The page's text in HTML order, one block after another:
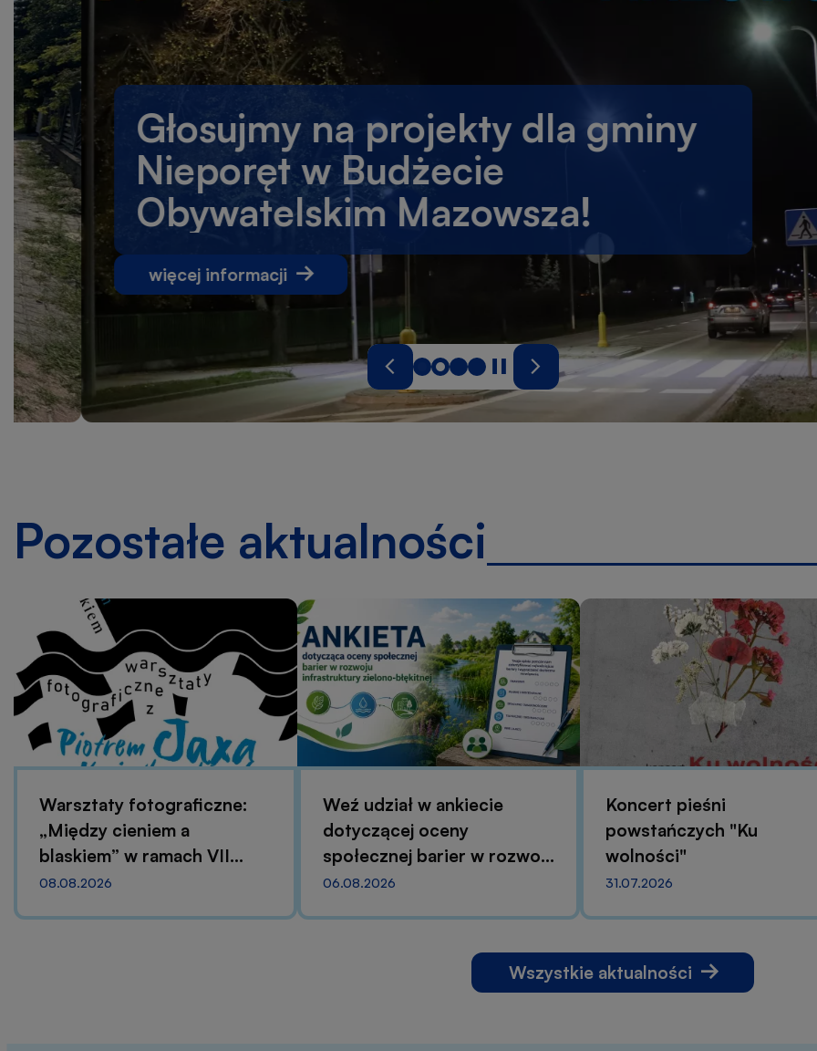
Głosujmy na projekty dla gminy
Nieporęt w Budżecie
Obywatelskim Mazowsza!
więcej informacjio
Głosujmy
gminy
Nieporęt
w
Budżecie
Obywatelskim
Poprzedni
slajd
Zatrzymaj
slider
Następny
slajd
Pozostałe aktualności
Warsztaty fotograficzne:
„Między cieniem a
blaskiem” w ramach VII
Festiwalu Filmowego im.
08.08.2026
Weź udział w ankiecie
dotyczącej oceny
społecznej barier w rozwoju
infrastruktury zielono-
06.08.2026
Koncert pieśni
powstańczych "Ku
wolności"
31.07.2026
Wszystkie aktualności